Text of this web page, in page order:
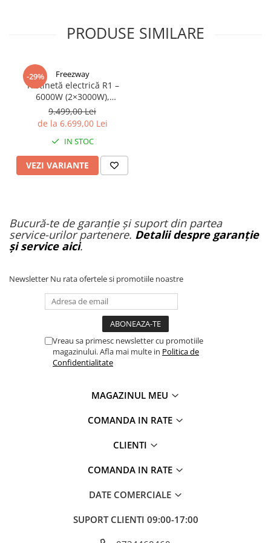
PRODUSE SIMILARE
-29% Freezway
Trotinetă electrică R1 –
6000W (2×3000W),
autonomie 100 km, viteză
90 km/h, suspensie dublă,
frâne hidraulice
9.499,00 Lei
de la 6.699,00 Lei
IN STOC
VEZI VARIANTE
Bucură-te de garanție și suport din partea
service-urilor partenere. Detalii despre garanție
și service aici.
Newsletter Nu rata ofertele si promotiile noastre
Vreau sa primesc newsletter cu promotiile
magazinului. Afla mai multe in Politica de
Confidentialitate
MAGAZINUL MEU
COMANDA IN RATE
CLIENTI
COMANDA IN RATE
DATE COMERCIALE
SUPORT CLIENTI 09:00-17:00